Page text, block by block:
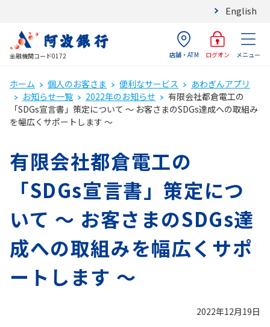
English
金融機関コード0172 店舗・ATM ログオン メニュー
ホーム 個人のお客さま 便利なサービス
あわぎんアプリ
お知らせ一覧
2022年のお知らせ
有限会社都倉電工の
「SDGs宣言書」策定について ～ お客さまのSDGs達成への取組み
を幅広くサポートします ～
有限会社都倉電工の
「SDGs宣言書」策定につ
いて ～ お客さまのSDGs達
成への取組みを幅広くサポ
ートします ～
2022年12月19日